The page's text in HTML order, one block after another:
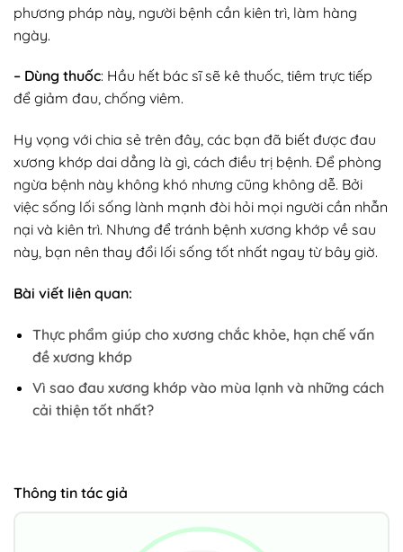
phương pháp này, người bệnh cần kiên trì, làm hàng
ngày.
– Dùng thuốc: Hầu hết bác sĩ sẽ kê thuốc, tiêm trực tiếp
để giảm đau, chống viêm.
Hy vọng với chia sẻ trên đây, các bạn đã biết được đau
xương khớp dai dẳng là gì, cách điều trị bệnh. Để phòng
ngừa bệnh này không khó nhưng cũng không dễ. Bởi
việc sống lối sống lành mạnh đòi hỏi mọi người cần nhẫn
nại và kiên trì. Nhưng để tránh bệnh xương khớp về sau
này, bạn nên thay đổi lối sống tốt nhất ngay từ bây giờ.
Bài viết liên quan:
Thực phẩm giúp cho xương chắc khỏe, hạn chế vấn
đề xương khớp
Vì sao đau xương khớp vào mùa lạnh và những cách
cải thiện tốt nhất?
Thông tin tác giả